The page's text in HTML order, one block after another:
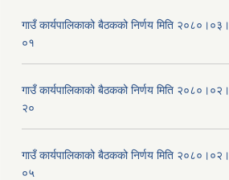
गाउँ कार्यपालिकाको बैठकको निर्णय मिति २०८०।०३।
०१
गाउँ कार्यपालिकाको बैठकको निर्णय मिति २०८०।०२।
२०
गाउँ कार्यपालिकाको बैठकको निर्णय मिति २०८०।०२।
०५